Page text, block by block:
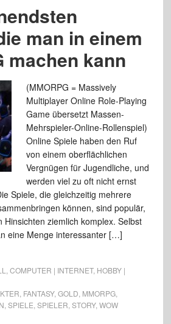
man in einem
machen kann
(MMORPG = Massively
Multiplayer Online Role-Playing
Game übersetzt Massen-
Mehrspieler-Online-Rollenspiel)
Online Spiele haben den Ruf
von einem oberflächlichen
Vergnügen für Jugendliche, und
werden viel zu oft nicht ernst
Spiele, die gleichzeitig mehrere
können, sind populär,
Hinsichten ziemlich komplex. Selbst
eine Menge interessanter […]
COMPUTER | INTERNET, HOBBY |
FANTASY, GOLD MMORPG,
SPIELE SPIELER STORY, WOW